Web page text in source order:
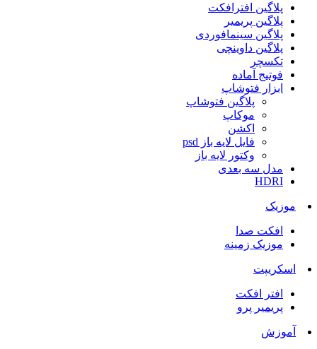
پلاگین افترافکت
پلاگین پریمیر
پلاگین سینمافوردی
پلاگین داوینچی
تکسچر
فوتیج آماده
ابزار فتوشاپ
پلاگین فتوشاپ
موکاپ
اکشن
فایل لایه باز psd
وکتور لایه باز
مدل سه بعدی
HDRI
موزیک
افکت صدا
موزیک زمینه
اسکریپت
افتر افکت
پریمیر پرو
آموزش